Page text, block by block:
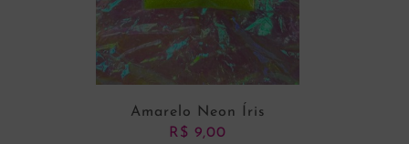
Amarelo Neon Íris
R$ 9,00